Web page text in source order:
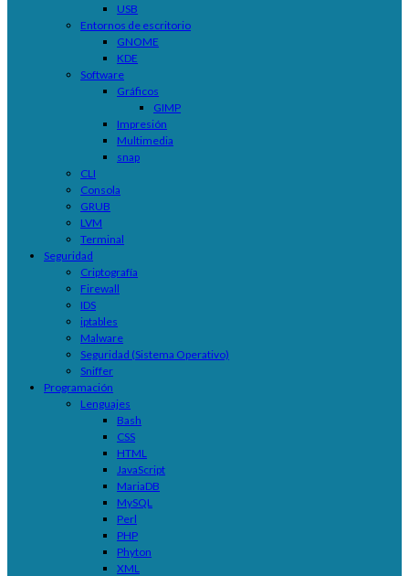
USB
Entornos de escritorio
GNOME
KDE
Software
Gráficos
GIMP
Impresión
Multimedia
snap
CLI
Consola
GRUB
LVM
Terminal
Seguridad
Criptografía
Firewall
IDS
iptables
Malware
Seguridad (Sistema Operativo)
Sniffer
Programación
Lenguajes
Bash
CSS
HTML
JavaScript
MariaDB
MySQL
Perl
PHP
Phyton
XML